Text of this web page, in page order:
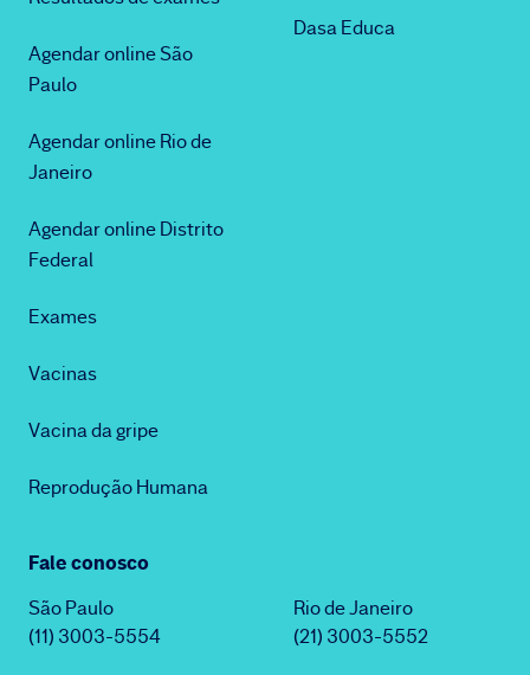
Agendar online São
Paulo
Agendar online Rio de
Janeiro
Agendar online Distrito
Federal
Exames
Vacinas
Vacina da gripe
Reprodução Humana
Dasa Educa
Fale conosco
São Paulo
(11) 3003-5554
Rio de Janeiro
(21) 3003-5552